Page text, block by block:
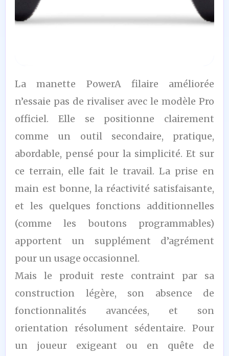
7
/10
La manette PowerA filaire améliorée
n’essaie pas de rivaliser avec le modèle Pro
officiel. Elle se positionne clairement
comme un outil secondaire, pratique,
abordable, pensé pour la simplicité. Et sur
ce terrain, elle fait le travail. La prise en
main est bonne, la réactivité satisfaisante,
et les quelques fonctions additionnelles
(comme les boutons programmables)
apportent un supplément d’agrément
pour un usage occasionnel.
Mais le produit reste contraint par sa
construction légère, son absence de
fonctionnalités avancées, et son
orientation résolument sédentaire. Pour
un joueur exigeant ou en quête de